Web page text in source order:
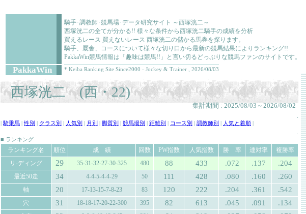
騎手･調教師･競馬場･データ研究サイト ～西塚洸二～
西塚洸二の全てが分かる!! 様々な条件から西塚洸二騎手の成績を分析
買えるレース 買えないレース 西塚洸二の儲かる馬券を探ります。
騎手、厩舎、コースについて様々な切り口から最新の競馬結果によりランキング!!
PakkaWin競馬情報は「趣味は競馬!!」と言い切るどっぷりな競馬ファンのサイトです。
PakkaWin * Keiba Ranking Site Since2000 - Jockey & Trainer , 2026/08/03
西塚洸二 (西・22)
集計期間 : 2025/08/03～2026/08/02
.
騎乗馬 |性別 クラス別 人気別 月別 脚質別 競馬場別 距離別 コース別 調教師別 人気と着順
.
■ ランキング
ランキング名 順位 成 績 回数 PW指数 人気指数 勝 率 連対率
複勝率
リ-ディング
29 35-31-32-27-30-325 480 88 433 .072 .137 .204
最近50走 34 4-4-5-4-4-29 50 111 428 .080 .160 .260
軸 20 17-13-15-7-8-23 83 120 222 .204 .361 .542
穴 31 18-18-17-20-22-300 395 82 613 .045 .091 .134